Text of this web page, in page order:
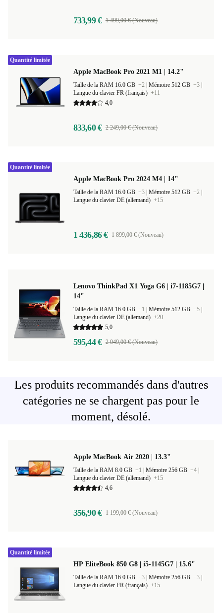
733,99 € 1 499,00 € (Nouveau)
Apple MacBook Pro 2021 M1 | 14.2"
Taille de la RAM 16.0 GB +2 Mémoire 512 GB +3
Langue du clavier FR (français) +11
4,0
833,60 € 2 249,00 € (Nouveau)
Quantité limitée
Apple MacBook Pro 2024 M4 | 14"
Taille de la RAM 16.0 GB +3 Mémoire 512 GB +2
Langue du clavier DE (allemand) +15
1 436,86 € 1 899,00 € (Nouveau)
Quantité limitée
Lenovo ThinkPad X1 Yoga G6 | i7-1185G7 |
14"
Taille de la RAM 16.0 GB +1 Mémoire 512 GB +5
Langue du clavier DE (allemand) +20
5,0
595,44 € 2 049,00 € (Nouveau)
Les produits recommandés dans d'autres
catégories ne se chargent pas pour le
moment, désolé.
Apple MacBook Air 2020 | 13.3"
Taille de la RAM 8.0 GB +1 Mémoire 256 GB +4
Langue du clavier DE (allemand) +15
4,6
356,90 € 1 199,00 € (Nouveau)
HP EliteBook 850 G8 | i5-1145G7 | 15.6"
Taille de la RAM 16.0 GB +3 Mémoire 256 GB +3
Langue du clavier FR (français) +15
Quantité limitée